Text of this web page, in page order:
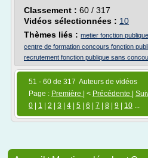
Classement : 60 / 317
Vidéos sélectionnées : 10
Thèmes liés : metier fonction publique
centre de formation concours fonction
recrutement fonction publique sans
51 - 60 de 317 Auteurs de vidéos
Page : Première | < Précédente
0
1 2 3 4 5 6 7 8 9 10 ...